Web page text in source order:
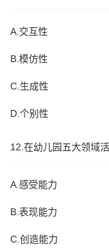
A.交互性
B.模仿性
C.生成性
D.个别性
12.在幼儿园五大领域
A.感受能力
B.表现能力
C.创造能力